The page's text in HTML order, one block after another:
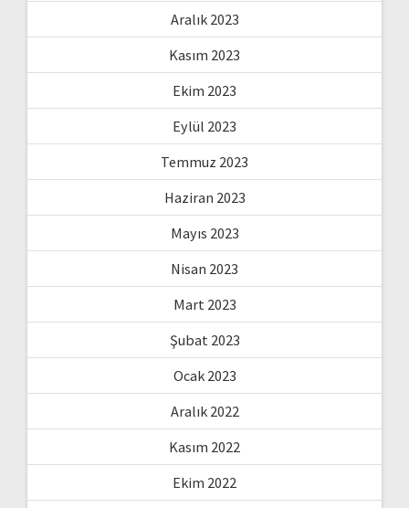
Aralık 2023
Kasım 2023
Ekim 2023
Eylül 2023
Temmuz 2023
Haziran 2023
Mayıs 2023
Nisan 2023
Mart 2023
Şubat 2023
Ocak 2023
Aralık 2022
Kasım 2022
Ekim 2022